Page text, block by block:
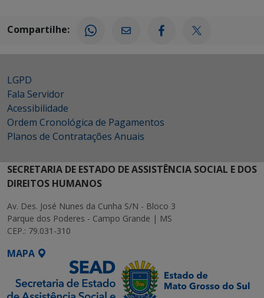
Compartilhe:
LGPD
Fala Servidor
Acessibilidade
Ordem Cronológica de Pagamentos
Planos de Contratações Anuais
SECRETARIA DE ESTADO DE ASSISTÊNCIA SOCIAL E DOS
DIREITOS HUMANOS
Av. Des. José Nunes da Cunha S/N - Bloco 3
Parque dos Poderes - Campo Grande | MS
CEP.: 79.031-310
MAPA